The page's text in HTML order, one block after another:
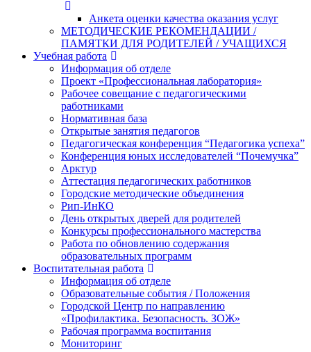
Анкета оценки качества оказания услуг
МЕТОДИЧЕСКИЕ РЕКОМЕНДАЦИИ /
ПАМЯТКИ ДЛЯ РОДИТЕЛЕЙ / УЧАЩИХСЯ
Учебная работа
Информация об отделе
Проект «Профессиональная лаборатория»
Рабочее совещание с педагогическими
работниками
Нормативная база
Открытые занятия педагогов
Педагогическая конференция “Педагогика успеха”
Конференция юных исследователей “Почемучка”
Арктур
Аттестация педагогических работников
Городские методические объединения
Рип-ИнКО
День открытых дверей для родителей
Конкурсы профессионального мастерства
Работа по обновлению содержания
образовательных программ
Воспитательная работа
Информация об отделе
Образовательные события / Положения
Городской Центр по направлению
«Профилактика. Безопасность. ЗОЖ»
Рабочая программа воспитания
Мониторинг